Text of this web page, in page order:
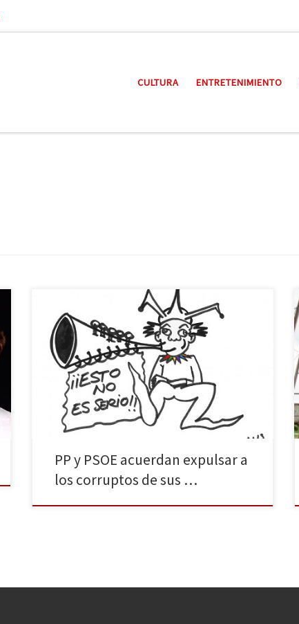
CULTURA ENTRETENIMIENTO
Todo lo que va a leer a continuación es falso, salvo
alguna cosa. NACIONAL Después de que Mariano Rajoy
recibiera las felicitaciones más efusivas de la Unión
Europea por haber traído el ébola al continente, el
estadista visionario ha decidido ir más allá. «Me
propongo importar más enfermedades infecciosas»,
ha […]
PP y PSOE acuerdan expulsar a
los corruptos de sus …